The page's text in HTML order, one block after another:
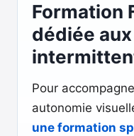
Formation
dédiée
Pour
autonomie
une formation